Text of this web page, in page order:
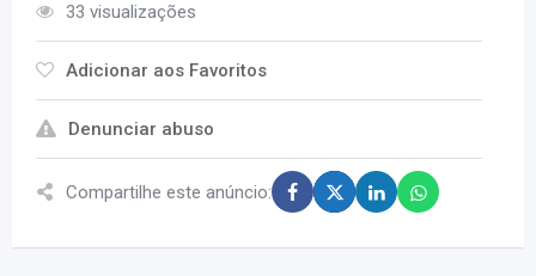
33 visualizações
Adicionar aos Favoritos
Denunciar abuso
Compartilhe este anúncio: